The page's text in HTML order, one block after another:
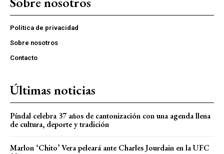
Política de privacidad
Sobre nosotros
Contacto
Últimas noticias
Píndal celebra 37 años de cantonización con una agenda llena
de cultura, deporte y tradición
Marlon ‘Chito’ Vera peleará ante Charles Jourdain en la UFC